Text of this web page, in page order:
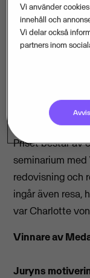
skapa ännu fler
Visma Spcs.
med priset är
medarbetare.
Priset består av
seminarium
redovisning och
ingår även resa,
var Charlotte
Vinnare av
Juryns
Vi använder
innehåll och
Vi delar också
partners inom